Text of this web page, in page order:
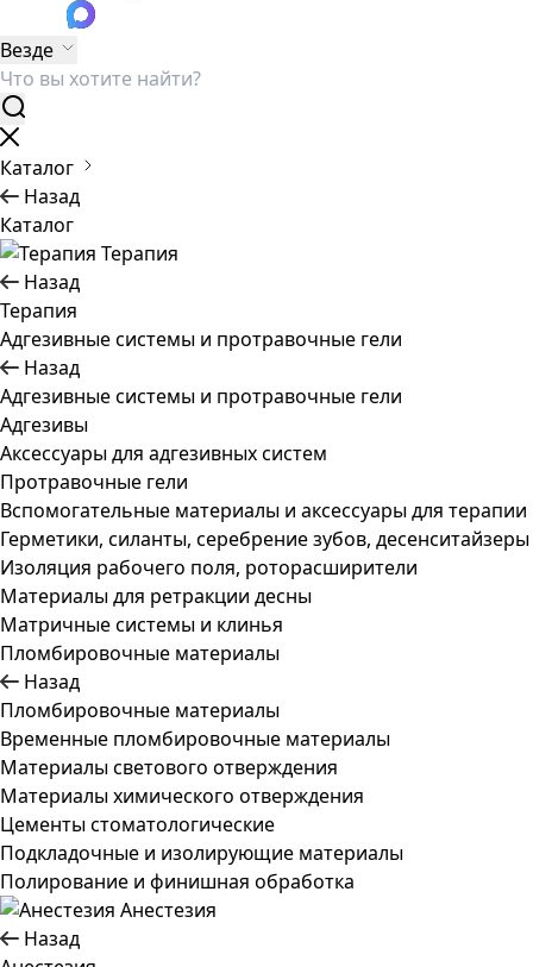
Везде
Каталог
Назад
Каталог
Терапия
Назад
Терапия
Адгезивные системы и протравочные гели
Назад
Адгезивные системы и протравочные гели
Адгезивы
Аксессуары для адгезивных систем
Протравочные гели
Вспомогательные материалы и аксессуары для терапии
Герметики, силанты, серебрение зубов, десенситайзеры
Изоляция рабочего поля, роторасширители
Материалы для ретракции десны
Матричные системы и клинья
Пломбировочные материалы
Назад
Пломбировочные материалы
Временные пломбировочные материалы
Материалы светового отверждения
Материалы химического отверждения
Цементы стоматологические
Подкладочные и изолирующие материалы
Полирование и финишная обработка
Анестезия
Назад